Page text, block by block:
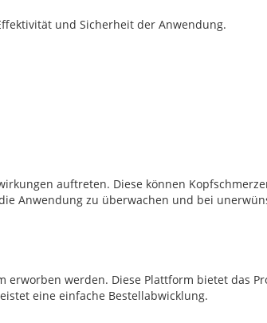
und Sicherheit der Anwendung.
auftreten. Diese können
Anwendung zu überwachen und bei
werden. Diese Plattform bietet das
eine einfache Bestellabwicklung.